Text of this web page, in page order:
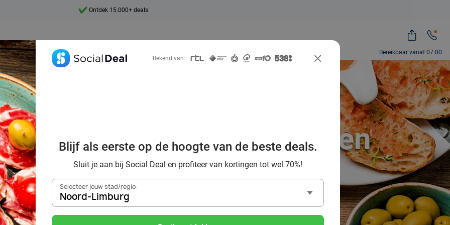
Bereikbaar vanaf 07:00
Ontdek 15.000+ deals
voordelig de beste
in Noord-Limburg en
omgeving
Bekend van:
Blijf als eerste op de hoogte van de beste deals.
Sluit je aan bij Social Deal en profiteer van kortingen tot wel 70%!
Selecteer jouw stad/regio:
Noord-Limburg